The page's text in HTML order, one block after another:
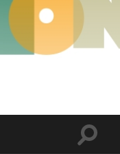
Toggle